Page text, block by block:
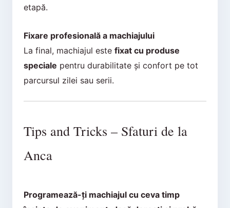
etapă.
Fixare profesională a machiajului
La final, machiajul este fixat cu produse
speciale pentru durabilitate și confort pe tot
parcursul zilei sau serii.
Tips and Tricks – Sfaturi de la
Anca
Programează-ți machiajul cu ceva timp